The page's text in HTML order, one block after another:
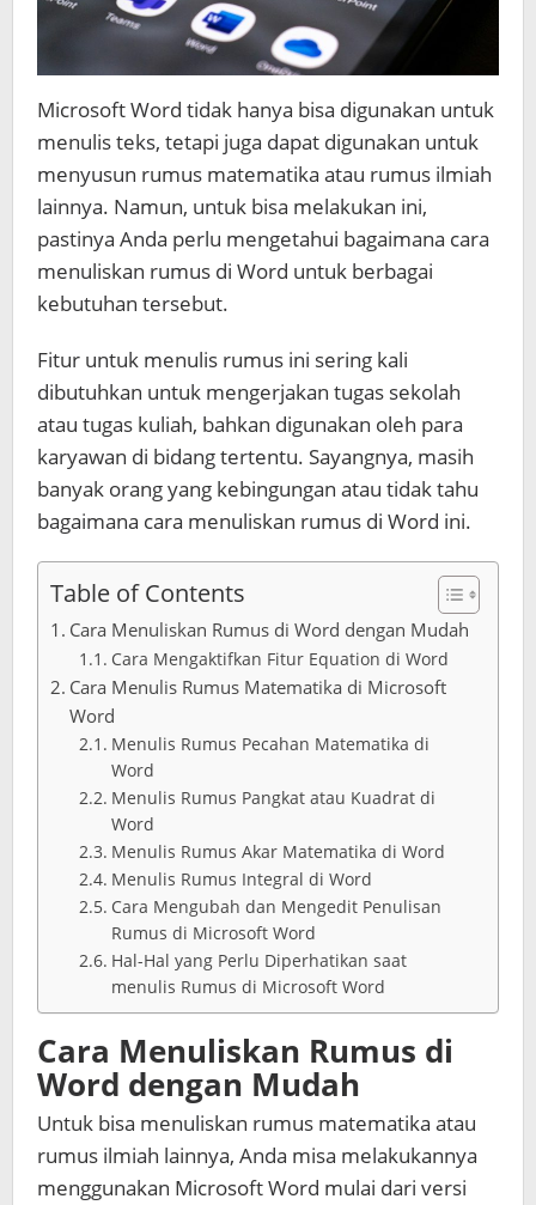
Microsoft Word tidak hanya bisa digunakan untuk
menulis teks, tetapi juga dapat digunakan untuk
menyusun rumus matematika atau rumus ilmiah
lainnya. Namun, untuk bisa melakukan ini,
pastinya Anda perlu mengetahui bagaimana cara
menuliskan rumus di Word untuk berbagai
kebutuhan tersebut.
Fitur untuk menulis rumus ini sering kali
dibutuhkan untuk mengerjakan tugas sekolah
atau tugas kuliah, bahkan digunakan oleh para
karyawan di bidang tertentu. Sayangnya, masih
banyak orang yang kebingungan atau tidak tahu
bagaimana cara menuliskan rumus di Word ini.
Table of Contents
Cara Menuliskan Rumus di Word dengan Mudah
Cara Mengaktifkan Fitur Equation di Word
Cara Menulis Rumus Matematika di Microsoft
Word
Menulis Rumus Pecahan Matematika di
Word
Menulis Rumus Pangkat atau Kuadrat di
Word
Menulis Rumus Akar Matematika di Word
Menulis Rumus Integral di Word
Cara Mengubah dan Mengedit Penulisan
Rumus di Microsoft Word
Hal-Hal yang Perlu Diperhatikan saat
menulis Rumus di Microsoft Word
Cara Menuliskan Rumus di
Word dengan Mudah
Untuk bisa menuliskan rumus matematika atau
rumus ilmiah lainnya, Anda misa melakukannya
menggunakan Microsoft Word mulai dari versi